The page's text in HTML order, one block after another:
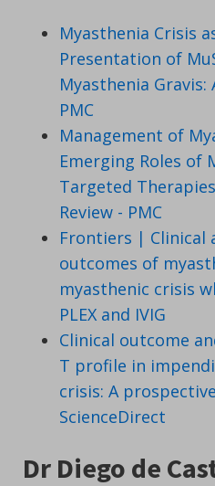
Myasthenia Crisis
Presentation of
Myasthenia Gravis:
PMC
Management of
Emerging Roles of
Targeted
Review - PMC
Frontiers | Clinical
outcomes of
myasthenic crisis
PLEX and IVIG
Clinical outcome
T profile in
crisis: A
ScienceDirect
Dr Diego de